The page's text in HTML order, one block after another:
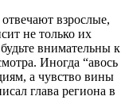
взрослые,
не только их
внимательны к
Иногда “авось
а чувство вины
глава региона в